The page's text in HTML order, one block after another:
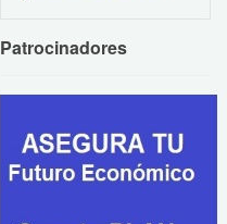
Patrocinadores